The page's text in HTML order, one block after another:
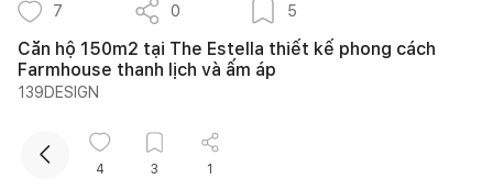
7 0 5
Căn hộ 150m2 tại The Estella thiết kế phong cách
Farmhouse thanh lịch và ấm áp
139DESIGN
4 3 1